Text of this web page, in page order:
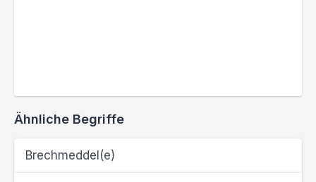
Ähnliche Begriffe
Brechmeddel(e)